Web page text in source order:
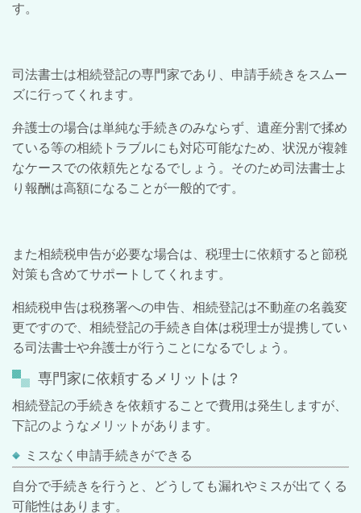
す。
司法書士は相続登記の専門家であり、申請手続きをスムー
ズに行ってくれます。
弁護士の場合は単純な手続きのみならず、遺産分割で揉め
ている等の相続トラブルにも対応可能なため、状況が複雑
なケースでの依頼先となるでしょう。そのため司法書士よ
り報酬は高額になることが一般的です。
また相続税申告が必要な場合は、税理士に依頼すると節税
対策も含めてサポートしてくれます。
相続税申告は税務署への申告、相続登記は不動産の名義変
更ですので、 相続登記の手続き自体は税理士が提携してい
る司法書士や弁護士が行うことになるでしょう。
専門家に依頼するメリットは？
相続登記の手続きを依頼することで費用は発生しますが、
下記のようなメリットがあります。
ミスなく申請手続きができる
自分で手続きを行うと、どうしても漏れやミスが出てくる
可能性はあります。